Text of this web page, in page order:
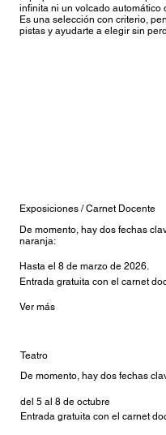
infinita ni un volcado automático
Es una selección con criterio,
pistas y ayudarte a elegir sin
Exposiciones / Carnet Docente
De momento, hay dos fechas
naranja:
Hasta el 8 de marzo de 2026.
Entrada gratuita con el carnet
Ver más
Teatro
De momento, hay dos fechas
del 5 al 8 de octubre
Entrada gratuita con el carnet